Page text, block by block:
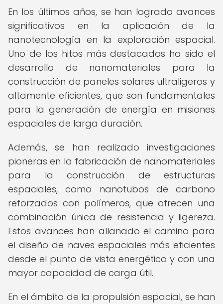
En los últimos años, se han logrado avances
significativos en la aplicación de la
nanotecnología en la exploración espacial.
Uno de los hitos más destacados ha sido el
desarrollo de nanomateriales para la
construcción de paneles solares ultraligeros y
altamente eficientes, que son fundamentales
para la generación de energía en misiones
espaciales de larga duración.
Además, se han realizado investigaciones
pioneras en la fabricación de nanomateriales
para la construcción de estructuras
espaciales, como nanotubos de carbono
reforzados con polímeros, que ofrecen una
combinación única de resistencia y ligereza.
Estos avances han allanado el camino para
el diseño de naves espaciales más eficientes
desde el punto de vista energético y con una
mayor capacidad de carga útil.
En el ámbito de la propulsión espacial, se han